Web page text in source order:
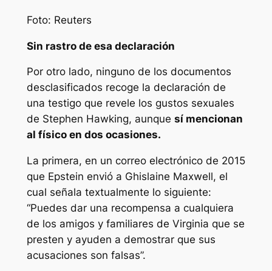
Foto: Reuters
Sin rastro de esa declaración
Por otro lado, ninguno de los documentos
desclasificados recoge la declaración de
una testigo que revele los gustos sexuales
de Stephen Hawking, aunque sí mencionan
al físico en dos ocasiones.
La primera, en un correo electrónico de 2015
que Epstein envió a Ghislaine Maxwell, el
cual señala textualmente lo siguiente:
“Puedes dar una recompensa a cualquiera
de los amigos y familiares de Virginia que se
presten y ayuden a demostrar que sus
acusaciones son falsas”.